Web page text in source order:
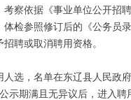
依据《事业单位公开招
检参照修订后的《公务员
聘或取消聘用资格。
，名单在东辽县人民政
示期满且无异议后，进入聘